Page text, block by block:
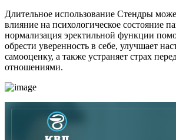
Длительное использование Стендры
влияние на психологическое состояние
нормализация эректильной функции
обрести уверенность в себе, улучшает
самооценку, а также устраняет страх
отношениями.